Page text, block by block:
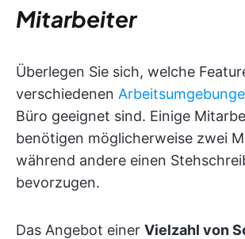
Mitarbeiter
Überlegen Sie sich, welche
verschiedenen
Büro geeignet sind. Einige
benötigen möglicherweise zwei
während andere einen
bevorzugen.
Das Angebot einer Vielzahl von